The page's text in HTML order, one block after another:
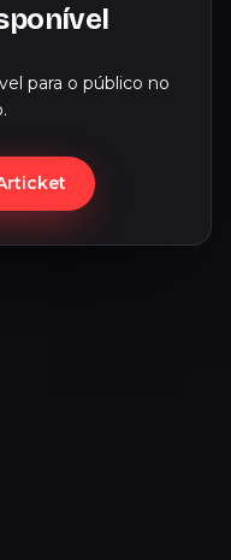
para o público no